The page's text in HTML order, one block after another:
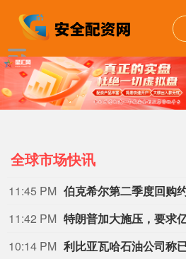
全球市场快讯
09:26 PM 多家上市公司宣布收到
09:23 PM 华中最大“双膜”工艺应
08:43 PM 纽约原油暗盘突破77美